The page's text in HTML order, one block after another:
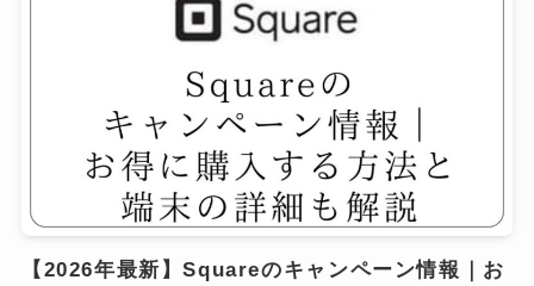
【2026年最新】Squareのキャンペーン情報｜お